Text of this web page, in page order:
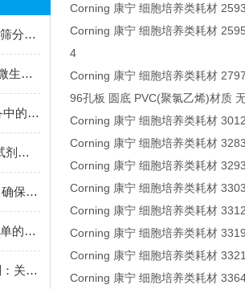
超滤管的工作原理基于分子筛分与离心力的结合
利普斯E50守护乳品安全的微生物哨兵
徕卡 包埋剂是组织切片制备中的关键角色
q32854 Qubit dsDNA 定量试剂盒：精准测量，助力科研
PCR八联管使用注意事项：确保实验结果的准确性与可靠性
超滤管的分离过程并非是简单的物理过滤
如何有效冲洗掉OCT包埋剂：关键步骤与注意事项
Corning 康宁 细胞培养类耗材
Corning 康宁 细胞培养类耗材
4
Corning 康宁 细胞培养类耗材
96孔板 圆底 PVC(聚氯乙烯)材质
Corning 康宁 细胞培养类耗材
Corning 康宁 细胞培养类耗材
Corning 康宁 细胞培养类耗材
Corning 康宁 细胞培养类耗材
Corning 康宁 细胞培养类耗材
Corning 康宁 细胞培养类耗材
Corning 康宁 细胞培养类耗材
Corning 康宁 细胞培养类耗材